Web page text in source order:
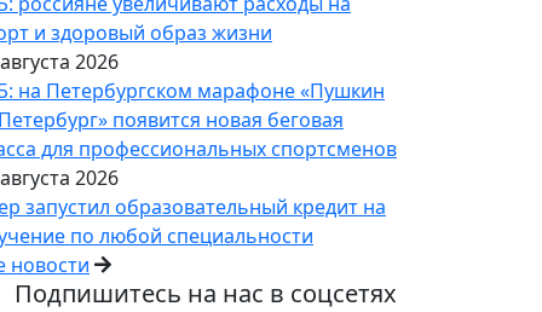
и здоровый образ жизни
2026
на Петербургском марафоне «Пушкин
появится новая беговая
для профессиональных спортсменов
2026
запустил образовательный кредит на
по любой специальности
новости
Подпишитесь на нас в соцсетях